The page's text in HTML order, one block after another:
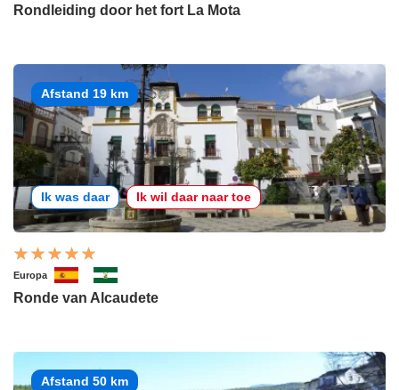
Rondleiding door het fort La Mota
Afstand 19 km
Ik was daar Ik wil daar naar toe
Europa
Ronde van Alcaudete
Afstand 50 km